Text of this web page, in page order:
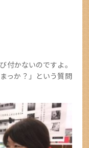
かないのですよ。
っか？」という質問